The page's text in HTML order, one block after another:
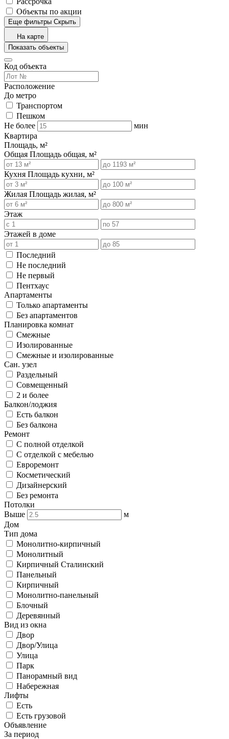
Объекты по акции
Еще фильтры Скрыть
На карте
Показать объекты
Код объекта
Расположение
До метро
Транспортом
Пешком
Не более
мин
Квартира
Площадь, м²
Общая Площадь общая, м²
Кухня Площадь кухни, м²
Жилая Площадь жилая, м²
Этаж
Этажей в доме
Последний
Не последний
Не первый
Пентхаус
Апартаменты
Только апартаменты
Без апартаментов
Планировка комнат
Смежные
Изолированные
Смежные и изолированные
Сан. узел
Раздельный
Совмещенный
2 и более
Балкон/лоджия
Есть балкон
Без балкона
Ремонт
С полной отделкой
С отделкой с мебелью
Евроремонт
Косметический
Дизайнерский
Без ремонта
Потолки
Выше
м
Дом
Тип дома
Монолитно-кирпичный
Монолитный
Кирпичный Сталинский
Панельный
Кирпичный
Монолитно-панельный
Блочный
Деревянный
Вид из окна
Двор
Двор/Улица
Улица
Парк
Панорамный вид
Набережная
Лифты
Есть
Есть грузовой
Объявление
За период